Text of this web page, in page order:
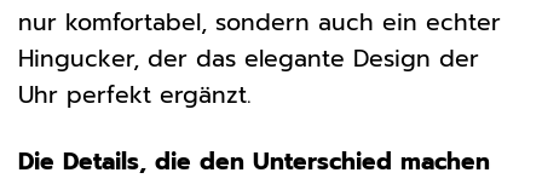
nur komfortabel, sondern auch ein echter
Hingucker, der das elegante Design der
Uhr perfekt ergänzt.
Die Details, die den Unterschied machen